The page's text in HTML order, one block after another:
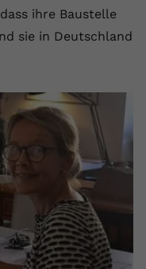
ihre Baustelle
sie in Deutschland